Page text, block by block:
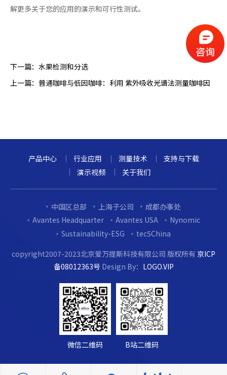
解更多关于您的应用的演示和可行性测试。
下一篇： 水果检测和分选
上一篇： 普通咖啡与低因咖啡：利用 紫外吸收光谱法测量咖啡因
产品中心 行业应用 测量技术
支持与下载
演示视频
关于我们
中国区总部 上海子公司
成都办事处
Avantes Headquarter
Avantes USA
Nynomic
Sustainability-ESG
tec5China
copyright2007-2023北京爱万提斯科技有限公司 版权所有 京ICP
备08012363号 Design By： LOGO.VIP
微信二维码 B站二维码